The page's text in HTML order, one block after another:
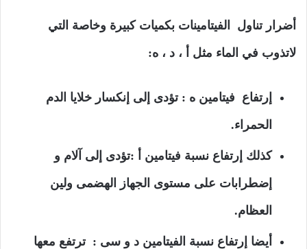
أضرار تناول الفيتامينات بكميات كبيرة وخاصة التي
لاتذوب في الماء مثل أ ، د ، ه:
إرتفاع فيتامين ه : تؤدى إلى إنكسار خلايا الدم
الحمراء.
كذلك إرتفاع نسبة فيتامين أ :تؤدى إلى آلام و
إضطرابات على مستوى الجهاز الهضمى ولين
العظام.
أيضا إرتفاع نسبة الفيتامين د و سى : ترتفع معها